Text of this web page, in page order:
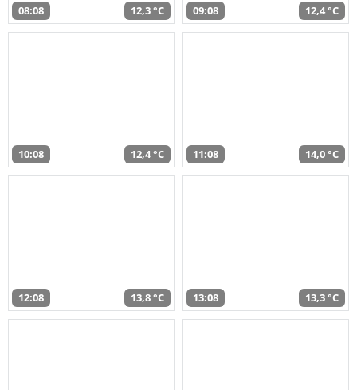
08:08 12,3 °C 09:08 12,4 °C
10:08 12,4 °C 11:08 14,0 °C
12:08 13,8 °C 13:08 13,3 °C